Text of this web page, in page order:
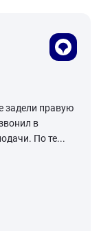
задели правую
в
По те...